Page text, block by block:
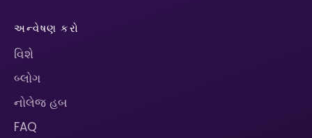
અન્વેષણ કરો
વિશે
બ્લોગ
નોલેજ હબ
FAQ